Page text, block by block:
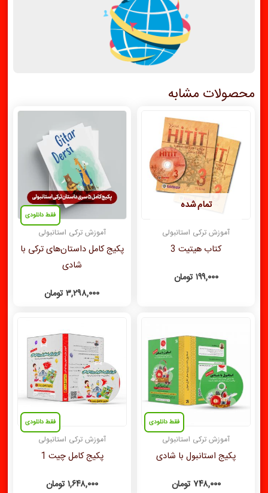
محصولات مشابه
تمام شده
آموزش ترکی استانبولی
کتاب هیتیت 3
۱۹۹,۰۰۰تومان
فقط دانلودی
آموزش ترکی استانبولی
پکیج کامل داستان‌های ترکی با
شادی
۳,۲۹۸,۰۰۰تومان
فقط دانلودی
آموزش ترکی استانبولی
پکیج استانبول با شادی
۷۴۸,۰۰۰ تومان
فقط دانلودی
آموزش ترکی استانبولی
پکیج کامل چیت 1
۱,۶۴۸,۰۰۰تومان